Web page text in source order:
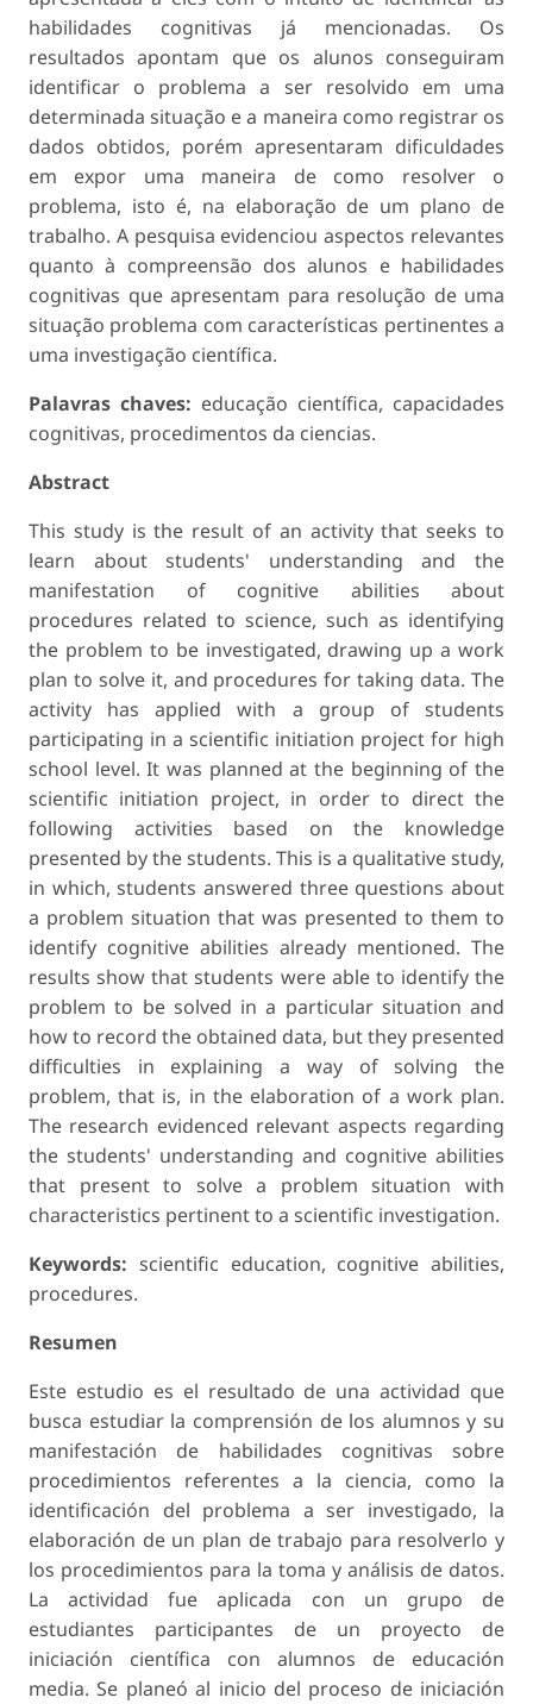
habilidades cognitivas já mencionadas. Os
resultados apontam que os alunos conseguiram
identificar o problema a ser resolvido em uma
determinada situação e a maneira como registrar os
dados obtidos, porém apresentaram dificuldades
em expor uma maneira de como resolver o
problema, isto é, na elaboração de um plano de
trabalho. A pesquisa evidenciou aspectos relevantes
quanto à compreensão dos alunos e habilidades
cognitivas que apresentam para resolução de uma
situação problema com características pertinentes a
uma investigação científica.
Palavras chaves: educação científica, capacidades
cognitivas, procedimentos da ciencias.
Abstract
This study is the result of an activity that seeks to
learn about students' understanding and the
manifestation of cognitive abilities about
procedures related to science, such as identifying
the problem to be investigated, drawing up a work
plan to solve it, and procedures for taking data. The
activity has applied with a group of students
participating in a scientific initiation project for high
school level. It was planned at the beginning of the
scientific initiation project, in order to direct the
following activities based on the knowledge
presented by the students. This is a qualitative study,
in which, students answered three questions about
a problem situation that was presented to them to
identify cognitive abilities already mentioned. The
results show that students were able to identify the
problem to be solved in a particular situation and
how to record the obtained data, but they presented
difficulties in explaining a way of solving the
problem, that is, in the elaboration of a work plan.
The research evidenced relevant aspects regarding
the students' understanding and cognitive abilities
that present to solve a problem situation with
characteristics pertinent to a scientific investigation.
Keywords: scientific education, cognitive abilities,
procedures.
Resumen
Este estudio es el resultado de una actividad que
busca estudiar la comprensión de los alumnos y su
manifestación de habilidades cognitivas sobre
procedimientos referentes a la ciencia, como la
identificación del problema a ser investigado, la
elaboración de un plan de trabajo para resolverlo y
los procedimientos para la toma y análisis de datos.
La actividad fue aplicada con un grupo de
estudiantes participantes de un proyecto de
iniciación científica con alumnos de educación
media. Se planeó al inicio del proceso de iniciación